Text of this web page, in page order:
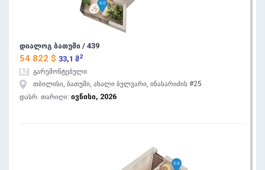
დიალოგ ბათუმი / 439
54 822 $ 33,1 მ 2
გარემონტებული
თბილისი, ბათუმი, ახალი ბულვარი, ინასარიძის #25
დასრ. თარიღი: ივნისი, 2026